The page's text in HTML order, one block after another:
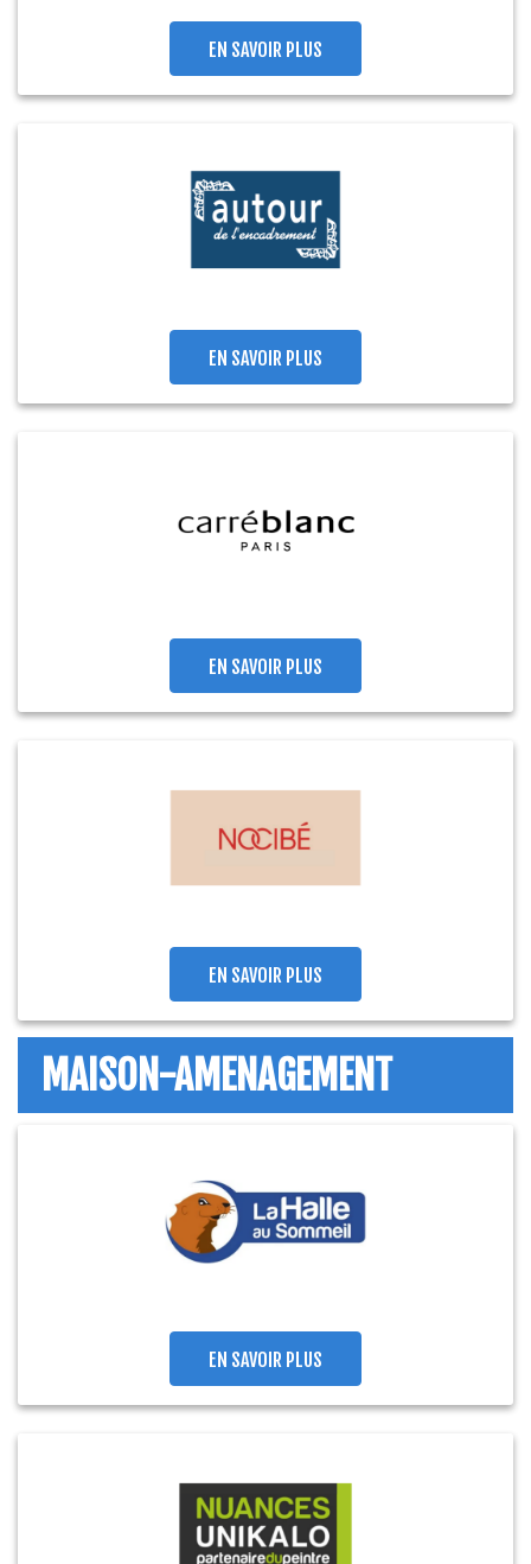
EN SAVOIR PLUS
EN SAVOIR PLUS
EN SAVOIR PLUS
EN SAVOIR PLUS
MAISON-AMENAGEMENT
EN SAVOIR PLUS